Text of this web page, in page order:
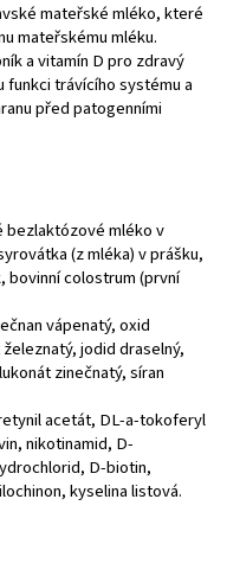
mateřské mléko, které
mateřskému mléku.
a vitamín D pro zdravý
trávícího systému a
před patogenními
bezlaktózové mléko v
(z mléka) v prášku,
bovinní colostrum (první
vápenatý, oxid
jodid draselný,
zinečnatý, síran
acetát, DL-a-tokoferyl
nikotinamid, D-
D-biotin,
kyselina listová.